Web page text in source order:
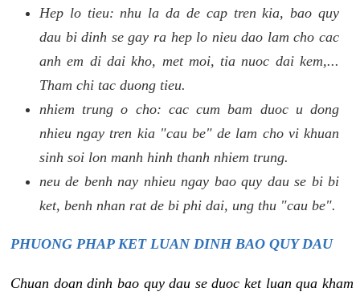
Hep lo tieu: nhu la da de cap tren kia, bao quy
dau bi dinh se gay ra hep lo nieu dao lam cho cac
anh em di dai kho, met moi, tia nuoc dai kem,...
Tham chi tac duong tieu.
nhiem trung o cho: cac cum bam duoc u dong
nhieu ngay tren kia "cau be" de lam cho vi khuan
sinh soi lon manh hinh thanh nhiem trung.
neu de benh nay nhieu ngay bao quy dau se bi bi
ket, benh nhan rat de bi phi dai, ung thu "cau be".
PHUONG PHAP KET LUAN DINH BAO QUY DAU
Chuan doan dinh bao quy dau se duoc ket luan qua kham